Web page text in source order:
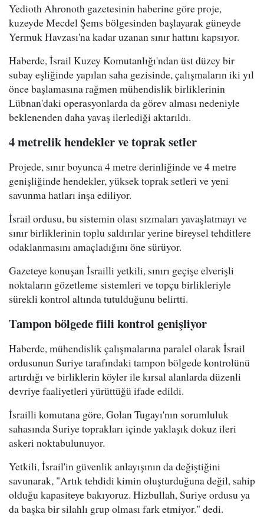
Yedioth Ahronoth gazetesinin haberine göre proje,
kuzeyde Mecdel Şems bölgesinden başlayarak güneyde
Yermuk Havzası'na kadar uzanan sınır hattını kapsıyor.
Haberde, İsrail Kuzey Komutanlığı'ndan üst düzey bir
subay eşliğinde yapılan saha gezisinde, çalışmaların iki yıl
önce başlamasına rağmen mühendislik birliklerinin
Lübnan'daki operasyonlarda da görev alması nedeniyle
beklenenden daha yavaş ilerlediği aktarıldı.
4 metrelik hendekler ve toprak setler
Projede, sınır boyunca 4 metre derinliğinde ve 4 metre
genişliğinde hendekler, yüksek toprak setleri ve yeni
savunma hatları inşa ediliyor.
İsrail ordusu, bu sistemin olası sızmaları yavaşlatmayı ve
sınır birliklerinin toplu saldırılar yerine bireysel tehditlere
odaklanmasını amaçladığını öne sürüyor.
Gazeteye konuşan İsrailli yetkili, sınırı geçişe elverişli
noktaların gözetleme sistemleri ve topçu birlikleriyle
sürekli kontrol altında tutulduğunu belirtti.
Tampon bölgede fiili kontrol genişliyor
Haberde, mühendislik çalışmalarına paralel olarak İsrail
ordusunun Suriye tarafındaki tampon bölgede kontrolünü
artırdığı ve birliklerin köyler ile kırsal alanlarda düzenli
devriye faaliyetleri yürüttüğü ifade edildi.
İsrailli komutana göre, Golan Tugayı'nın sorumluluk
sahasında Suriye toprakları içinde yaklaşık dokuz ileri
askeri noktabulunuyor.
Yetkili, İsrail'in güvenlik anlayışının da değiştiğini
savunarak, "Artık tehdidi kimin oluşturduğuna değil, sahip
olduğu kapasiteye bakıyoruz. Hizbullah, Suriye ordusu ya
da başka bir silahlı grup olması fark etmiyor." dedi.